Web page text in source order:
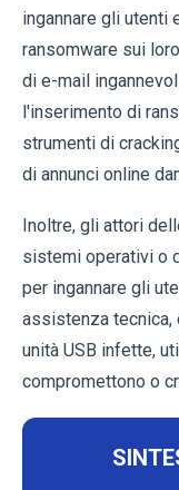
ingannare gli utenti
ransomware sui
di e-mail
l'inserimento di
strumenti di
di annunci online
Inoltre, gli attori
sistemi operativi o
per ingannare gli
assistenza tecnica,
unità USB infette,
compromettono o